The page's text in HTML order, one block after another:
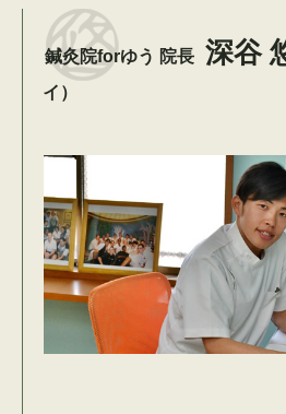
鍼灸院forゆう 院長 深谷
イ）